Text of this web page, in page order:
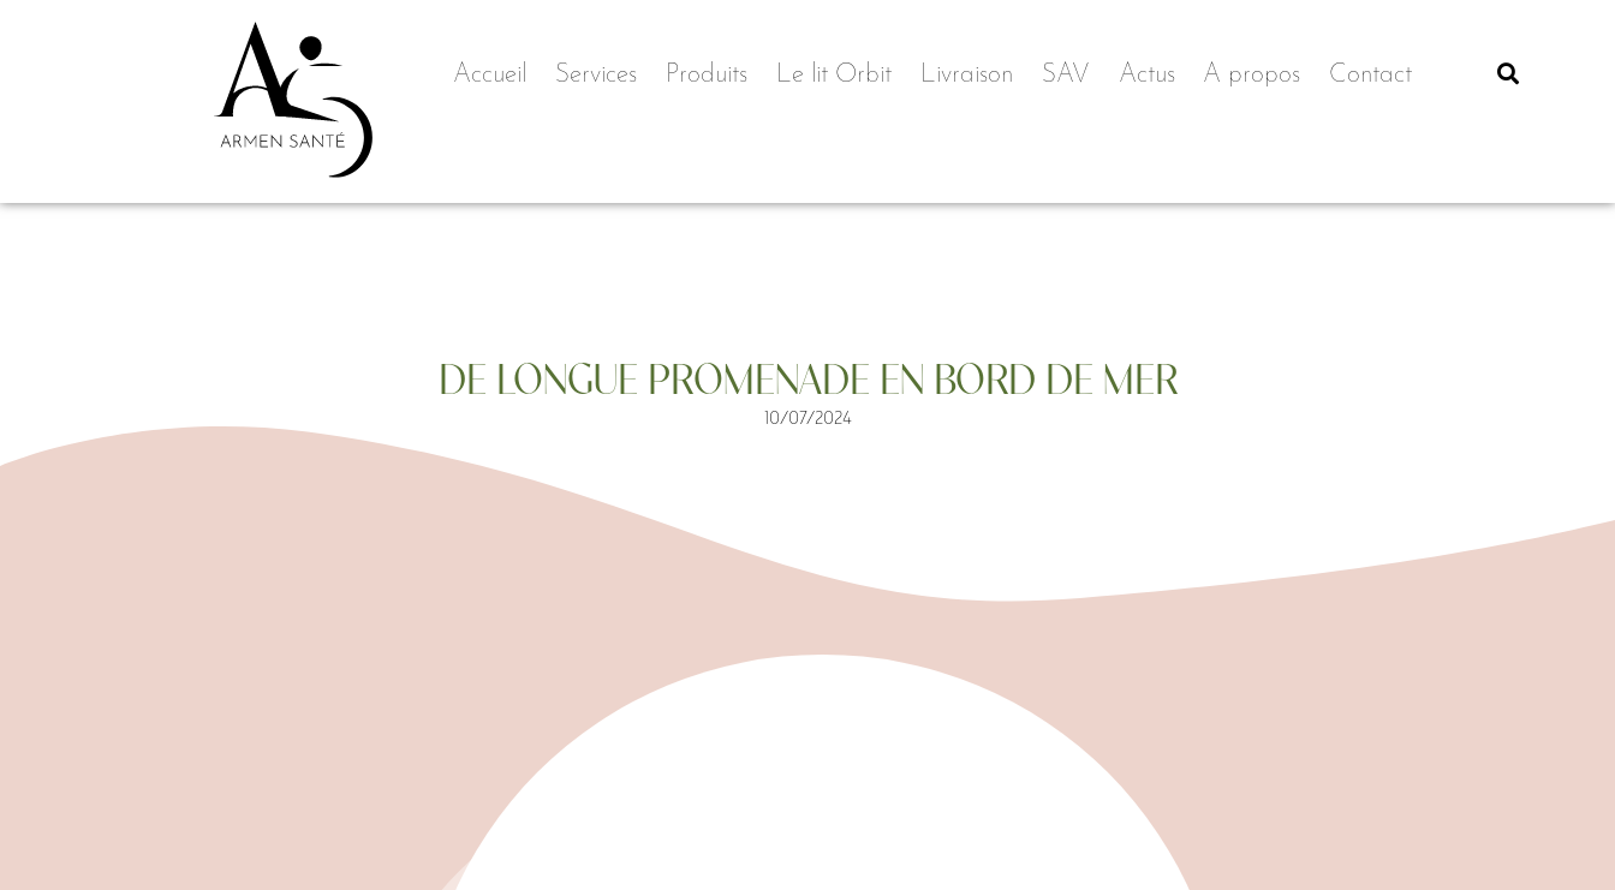
Accueil Services Produits Le lit Orbit Livraison SAV Actus A propos Contact
DE LONGUE PROMENADE EN BORD DE MER
10/07/2024